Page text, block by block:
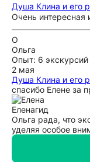
Душа Клина и его
Очень интересная
О
Ольга
Опыт: 6 экскурсий
2 мая
Душа Клина и его
спасибо Елене за
Еленагид
Ольга рада, что
уделяя особое